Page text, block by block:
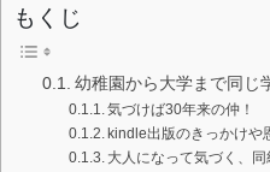
もくじ
幼稚園から大学まで同じ
気づけば30年来の仲！
kindle出版のきっかけや
大人になって気づく、